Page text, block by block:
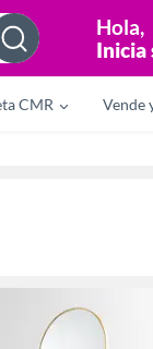
Hola,
Inicia
CMR Vende